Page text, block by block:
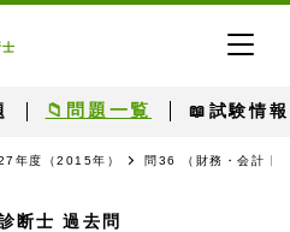
📁問題一覧 📖試験情報
年度（2015年） 問36 （財務・会計 問
断士 過去問